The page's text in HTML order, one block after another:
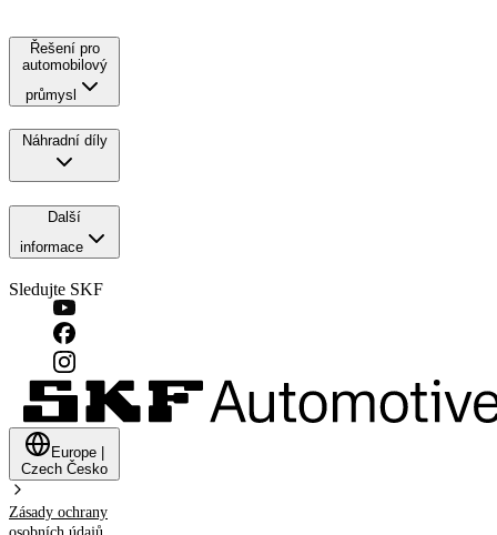
Řešení pro
automobilový
průmysl
Náhradní díly
Další
informace
Sledujte SKF
Europe
Czech Česko
Zásady ochrany